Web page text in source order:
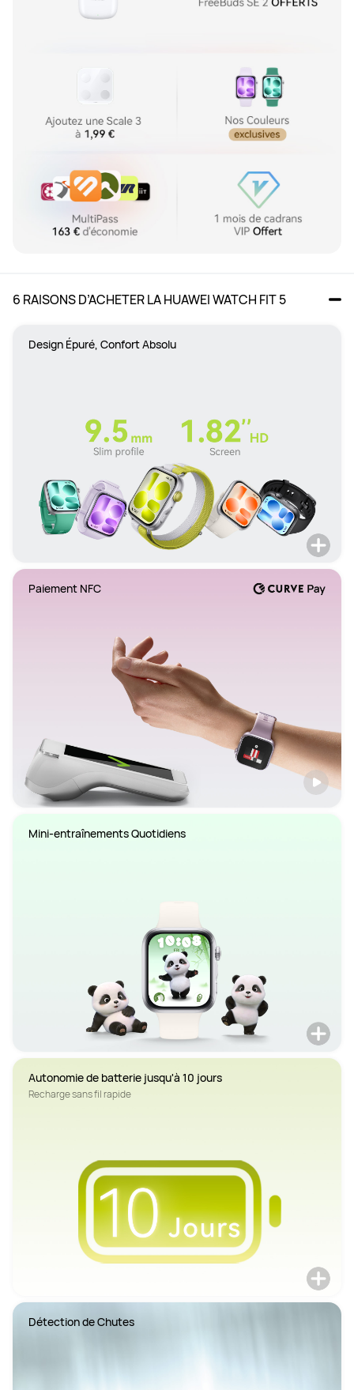
6 RAISONS D’ACHETER LA HUAWEI WATCH FIT 5
Design Épuré, Confort Absolu
Paiement NFC
Autonomie de batterie jusqu'à 10 jours
Recharge sans fil rapide
Détection de Chutes